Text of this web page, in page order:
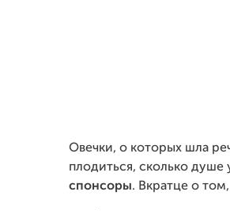
Овечки, о которых шла
плодиться, сколько
спонсоры. Вкратце о